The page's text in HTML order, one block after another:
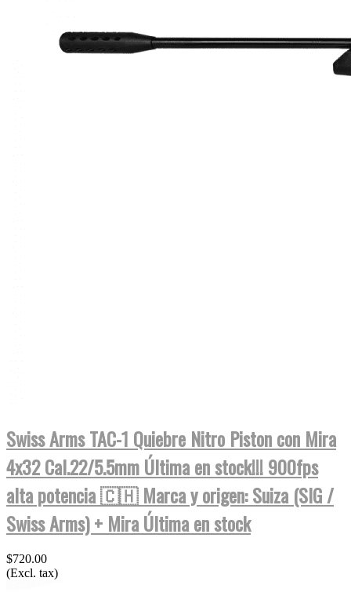
Swiss Arms TAC-1 Quiebre Nitro Piston con Mira
4x32 Cal.22/5.5mm Última en stock!!! 900fps
alta potencia 🇨🇭 Marca y origen: Suiza (SIG /
Swiss Arms) + Mira Última en stock
$720.00
(Excl. tax)